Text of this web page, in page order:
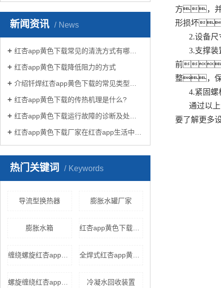
新闻资讯 News
红杏app黄色下载常见的清洗方式有哪些？
红杏app黄色下载降低阻力的方式
介绍钎焊红杏app黄色下载的常见类型有哪些
红杏app黄色下载的传热机理是什么?
红杏app黄色下载运行故障的诊断及处理方法
红杏app黄色下载厂家在红杏app生活中有哪些作用？
热门关键词 Keywords
导流型换热器 膨胀水罐厂家
膨胀水箱 红杏app黄色下载换热机组
全焊式红杏app黄色下载
冷凝水回收装置
方，并
形损坏
2.设备
3.支撑
前，
整，保
4.紧固
通过以
要了解更